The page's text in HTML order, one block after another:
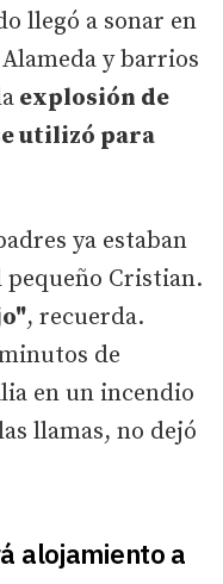
llegó a sonar en
y barrios
explosión de
utilizó para
ya estaban
Cristian.
, recuerda.
de
en un incendio
llamas, no dejó
alojamiento a